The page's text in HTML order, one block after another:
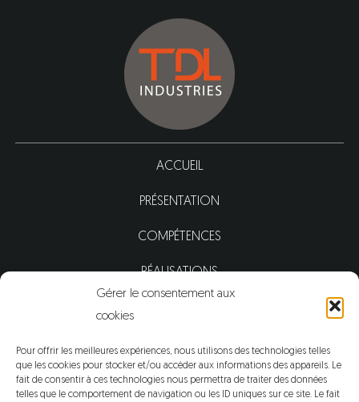
Gérer le consentement aux
cookies
Pour offrir les meilleures expériences, nous utilisons des technologies telles
que les cookies pour stocker et/ou accéder aux informations des appareils. Le
fait de consentir à ces technologies nous permettra de traiter des données
telles que le comportement de navigation ou les ID uniques sur ce site. Le fait
ACCUEIL
PRÉSENTATION
COMPÉTENCES
RÉALISATIONS